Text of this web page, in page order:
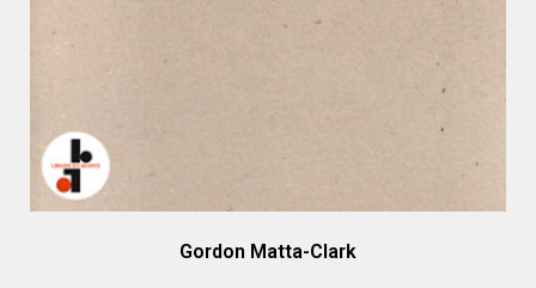
Gordon Matta-Clark